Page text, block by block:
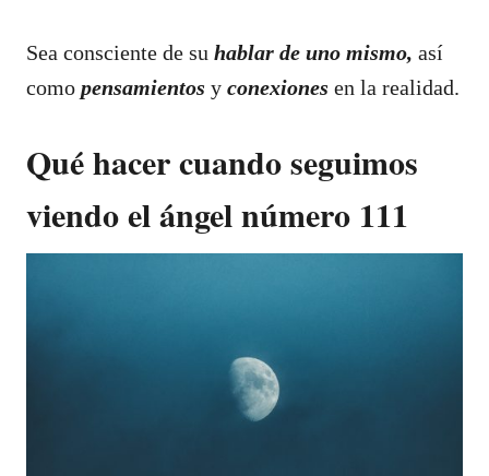
Sea consciente de su hablar de uno mismo, así
como pensamientos y conexiones en la realidad.
Qué hacer cuando seguimos
viendo el ángel número 111